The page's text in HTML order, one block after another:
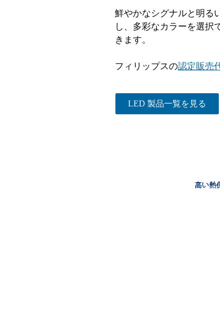
鮮やかなシグナルと明る
し、多彩なカラーを選択
きます。
フィリップスの認定販売
LED 製品一覧を見る